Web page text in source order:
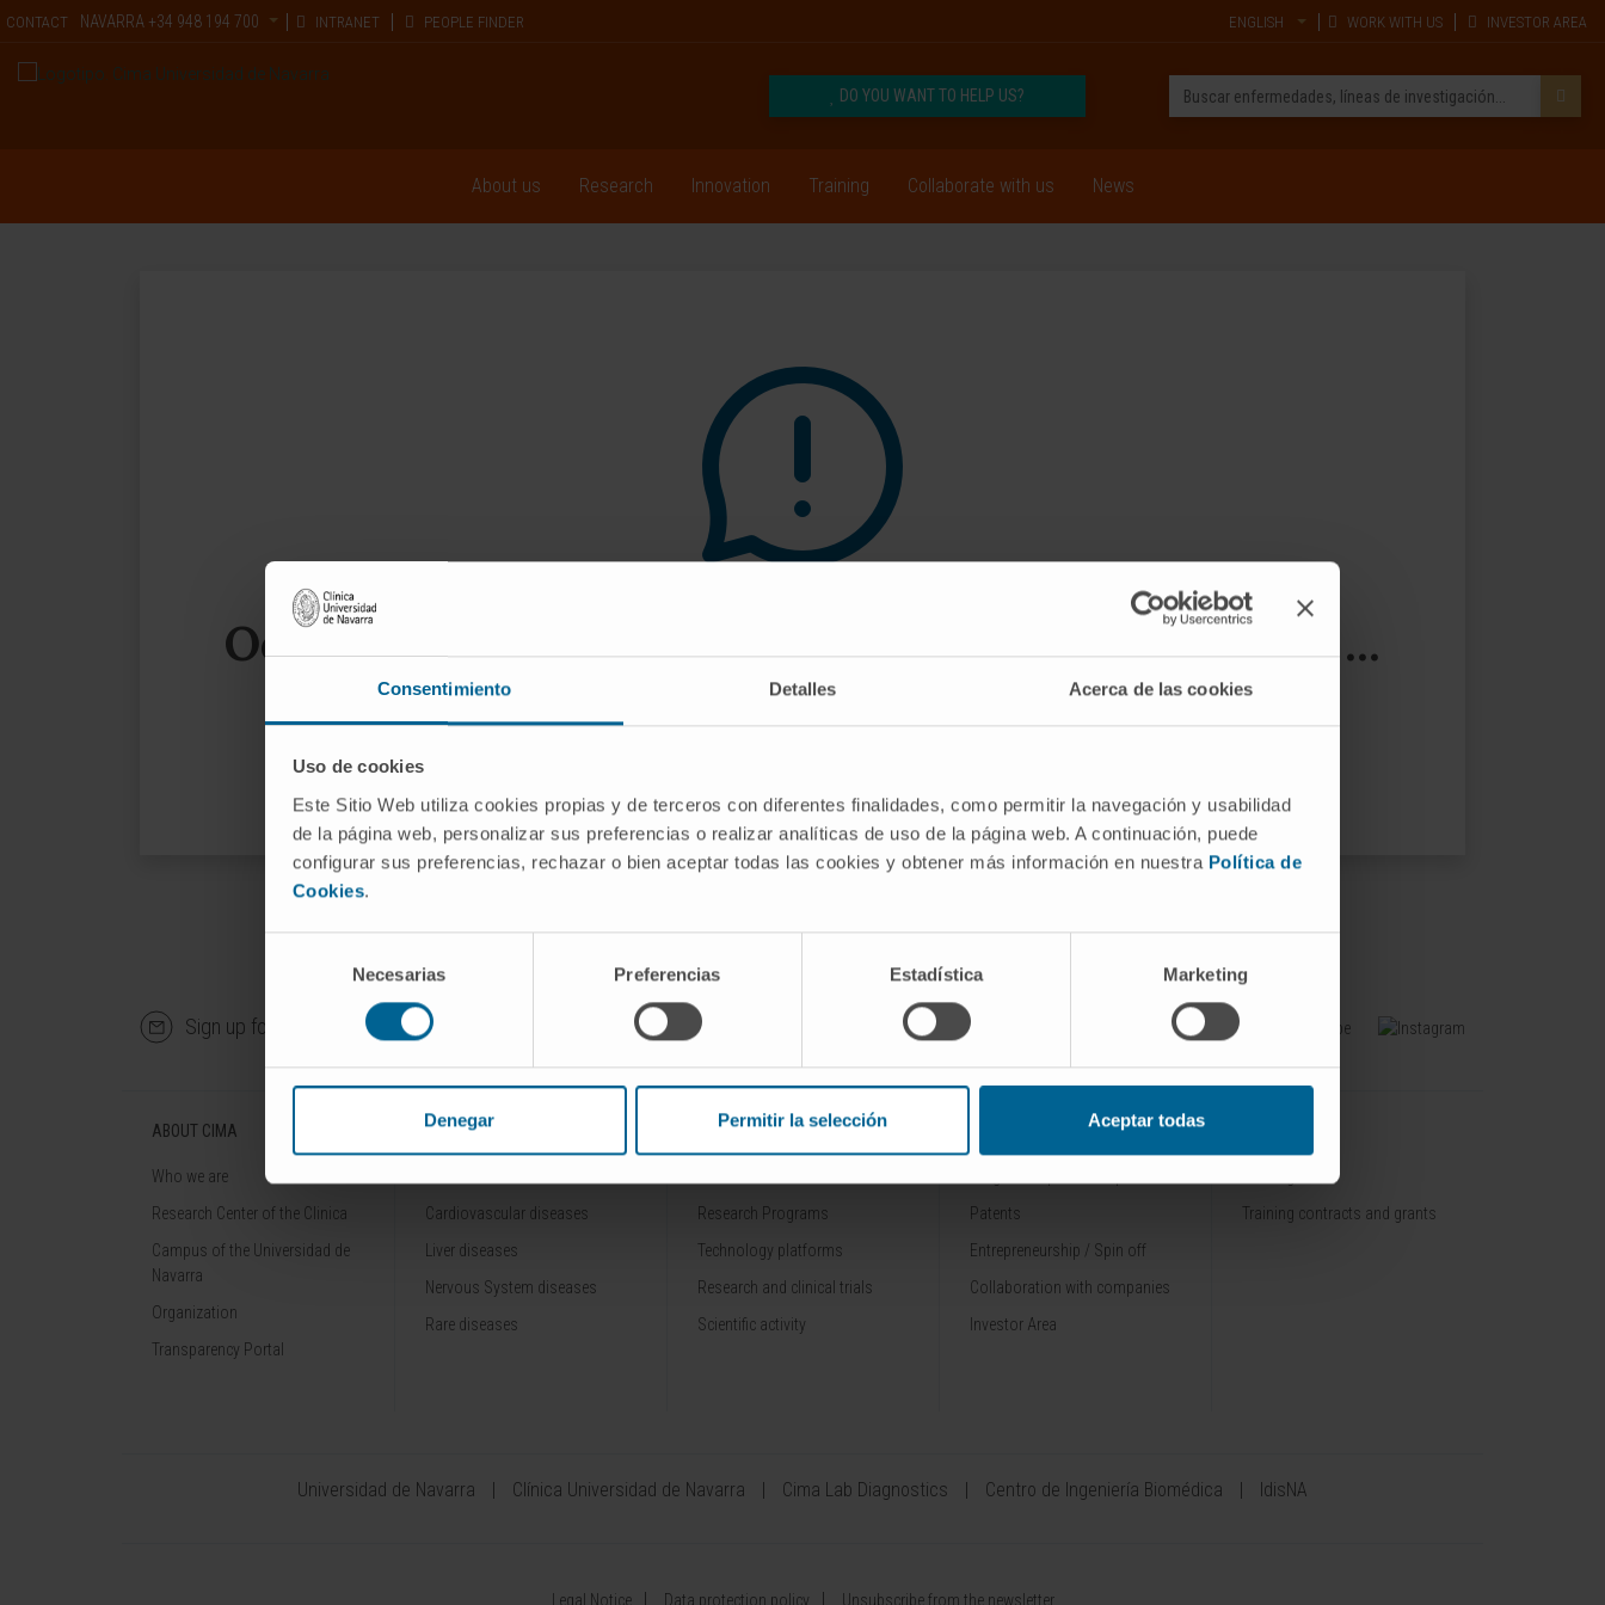
Consentimiento Detalles Acerca de las cookies
Uso de cookies
Este Sitio Web utiliza cookies propias y de terceros con diferentes finalidades, como permitir la navegación y usabilidad
de la página web, personalizar sus preferencias o realizar analíticas de uso de la página web. A continuación, puede
configurar sus preferencias, rechazar o bien aceptar todas las cookies y obtener más información en nuestra Política de
Cookies.
consentimiento
Necesarias Preferencias Estadística Marketing
Denegar Permitir la selección Aceptar todas
CONTACT NAVARRA +34 948 194 700 INTRANET PEOPLE FINDER ENGLISH WORK WITH US INVESTOR AREA
DO YOU WANT TO HELP US?
About us Research Innovation Training Collaborate with us News
Oops, the page you are looking for does not exist ...
Sign up for our newsletter Follow us
ABOUT CIMA
Who we are
Research Center of the Clinica
Campus of the Universidad de
Navarra
Organization
Transparency Portal
DISEASES
Cardiovascular diseases
Liver diseases
Nervous System diseases
Rare diseases
RESEARCH
Research Programs
Technology platforms
Research and clinical trials
Scientific activity
Patents
Entrepreneurship / Spin off
Collaboration with companies
Investor Area
Training contracts and grants
Universidad de Navarra Clínica Universidad de Navarra Cima Lab Diagnostics Centro de Ingeniería Biomédica IdisNA
Legal Notice Data protection policy Unsubscribe from the newsletter